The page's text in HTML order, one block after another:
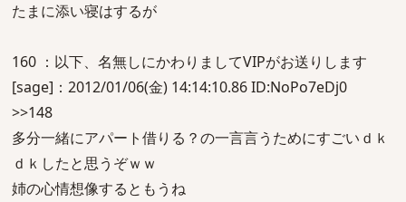
たまに添い寝はするが
160 ：以下、名無しにかわりましてVIPがお送りします
[sage]：2012/01/06(金) 14:14:10.86 ID:NoPo7eDj0
>>148
多分一緒にアパート借りる？の一言言うためにすごいｄｋ
ｄｋしたと思うぞｗｗ
姉の心情想像するともうね